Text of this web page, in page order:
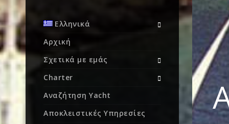
Ελληνικά
Αρχική
Σχετικά με εμάς
Charter
Αναζήτηση Yacht
Αποκλειστικές Υπηρεσίες